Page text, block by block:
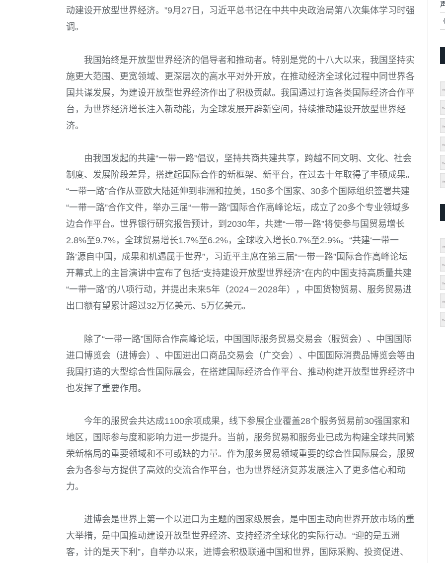
动建设开放型世界经济。”9月27日，习近平总书记在中共中央政治局第八次集体学习时强
调。
我国始终是开放型世界经济的倡导者和推动者。特别是党的十八大以来，我国坚持实
施更大范围、更宽领域、更深层次的高水平对外开放，在推动经济全球化过程中同世界各
国共谋发展，为建设开放型世界经济作出了积极贡献。我国通过打造各类国际经济合作平
台，为世界经济增长注入新动能，为全球发展开辟新空间，持续推动建设开放型世界经
济。
由我国发起的共建“一带一路”倡议，坚持共商共建共享，跨越不同文明、文化、社会
制度、发展阶段差异，搭建起国际合作的新框架、新平台，在过去十年取得了丰硕成果。
“一带一路”合作从亚欧大陆延伸到非洲和拉美，150多个国家、30多个国际组织签署共建
“一带一路”合作文件，举办三届“一带一路”国际合作高峰论坛，成立了20多个专业领域多
边合作平台。世界银行研究报告预计，到2030年，共建“一带一路”将使参与国贸易增长
2.8%至9.7%，全球贸易增长1.7%至6.2%，全球收入增长0.7%至2.9%。“共建‘一带一
路’源自中国，成果和机遇属于世界”，习近平主席在第三届“一带一路”国际合作高峰论坛
开幕式上的主旨演讲中宣布了包括“支持建设开放型世界经济”在内的中国支持高质量共建
“一带一路”的八项行动，并提出未来5年（2024－2028年），中国货物贸易、服务贸易进
出口额有望累计超过32万亿美元、5万亿美元。
除了“一带一路”国际合作高峰论坛，中国国际服务贸易交易会（服贸会）、中国国际
进口博览会（进博会）、中国进出口商品交易会（广交会）、中国国际消费品博览会等由
我国打造的大型综合性国际展会，在搭建国际经济合作平台、推动构建开放型世界经济中
也发挥了重要作用。
今年的服贸会共达成1100余项成果，线下参展企业覆盖28个服务贸易前30强国家和
地区，国际参与度和影响力进一步提升。当前，服务贸易和服务业已成为构建全球共同繁
荣新格局的重要领域和不可或缺的力量。作为服务贸易领域重要的综合性国际展会，服贸
会为各参与方提供了高效的交流合作平台，也为世界经济复苏发展注入了更多信心和动
力。
进博会是世界上第一个以进口为主题的国家级展会，是中国主动向世界开放市场的重
大举措，是中国推动建设开放型世界经济、支持经济全球化的实际行动。“迎的是五洲
客，计的是天下利”，自举办以来，进博会积极联通中国和世界，国际采购、投资促进、